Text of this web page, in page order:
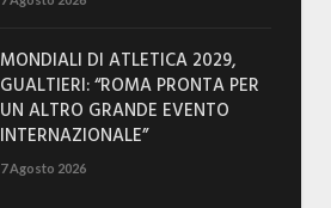
MONDIALI DI ATLETICA 2029,
GUALTIERI: “ROMA PRONTA PER
UN ALTRO GRANDE EVENTO
INTERNAZIONALE”
7 Agosto 2026